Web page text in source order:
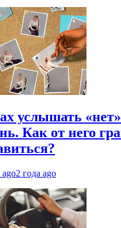
услышать
Как от него
ago2 года ago